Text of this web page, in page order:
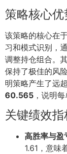
策略核心优
该策略的核心在
习和模式识别，
调整持仓组合。
保持了极佳的风
明策略产生了远
60.565 ，说明
关键绩效
高胜率与盈
1.61，意味